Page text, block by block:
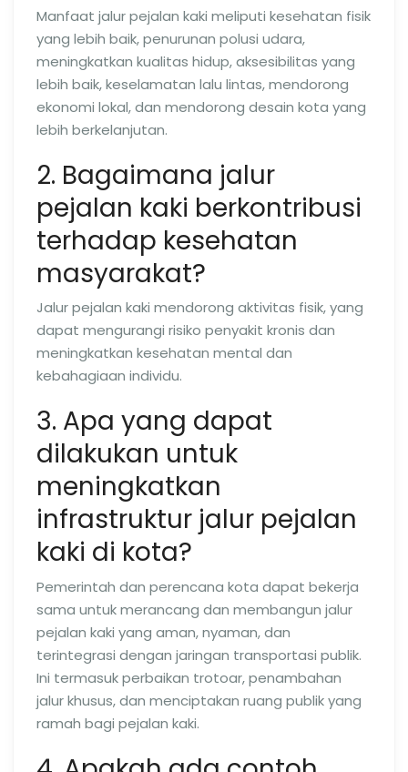
Manfaat jalur pejalan kaki meliputi kesehatan fisik
yang lebih baik, penurunan polusi udara,
meningkatkan kualitas hidup, aksesibilitas yang
lebih baik, keselamatan lalu lintas, mendorong
ekonomi lokal, dan mendorong desain kota yang
lebih berkelanjutan.
2. Bagaimana jalur
pejalan kaki berkontribusi
terhadap kesehatan
masyarakat?
Jalur pejalan kaki mendorong aktivitas fisik, yang
dapat mengurangi risiko penyakit kronis dan
meningkatkan kesehatan mental dan
kebahagiaan individu.
3. Apa yang dapat
dilakukan untuk
meningkatkan
infrastruktur jalur pejalan
kaki di kota?
Pemerintah dan perencana kota dapat bekerja
sama untuk merancang dan membangun jalur
pejalan kaki yang aman, nyaman, dan
terintegrasi dengan jaringan transportasi publik.
Ini termasuk perbaikan trotoar, penambahan
jalur khusus, dan menciptakan ruang publik yang
ramah bagi pejalan kaki.